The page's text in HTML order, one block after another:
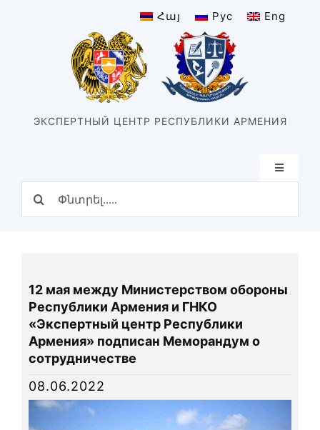
Հայ Рус Eng
ЭКСПЕРТНЫЙ ЦЕНТР РЕСПУБЛИКИ АРМЕНИЯ
Toggle
Структура
Подразделения
Виды экспертизы
Новости
Библиотека
12 мая между Министерством обороны
Республики Армения и ГНКО
«Экспертный центр Республики
Армения» подписан Меморандум о
сотрудничестве
08.06.2022